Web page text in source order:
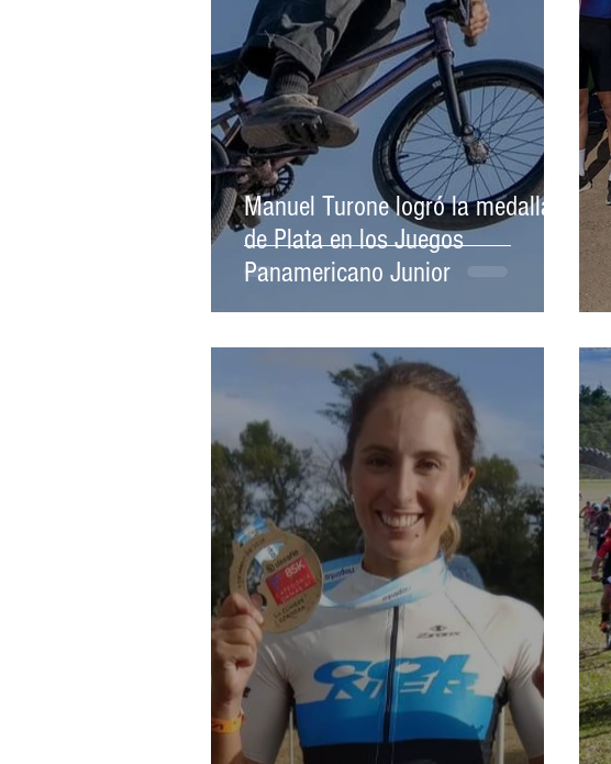
Manuel Turone logró la medalla
de Plata en los Juegos
Panamericano Junior